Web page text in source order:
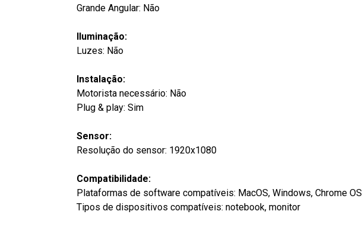
Grande Angular: Não
Iluminação:
Luzes: Não
Instalação:
Motorista necessário: Não
Plug & play: Sim
Sensor:
Resolução do sensor: 1920x1080
Compatibilidade:
Plataformas de software compatíveis: MacOS, Windows, Chrome OS
Tipos de dispositivos compatíveis: notebook, monitor